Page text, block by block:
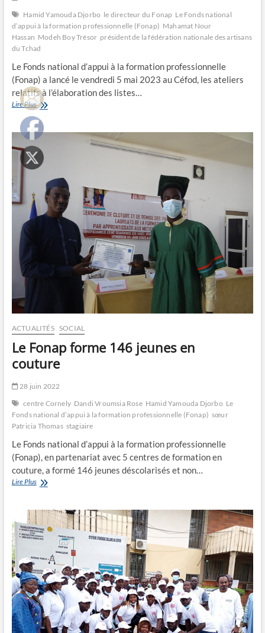
Hamid Yamouda Djorbo le directeur du Fonap Le Fonds national
d’appui à la formation professionnelle (Fonap) Mahamat Nour
Hassan Modeh Boy Trésor président de la fédération nationale des artisans
du Tchad
Le Fonds national d’appui à la formation professionnelle
(Fonap) a lancé le vendredi 5 mai 2023 au Céfod, les ateliers
relatifs à l’élaboration des listes…
Lire PlusPour
promotion
de
l’auto-
emploi
ACTUALITÉS SOCIAL
Le Fonap forme 146 jeunes en
couture
28 juin 2022
centre Cornely Dandi Vroumsia Rose Hamid Yamouda Djorbo Le
Fonds national d’appui à la formation professionnelle (Fonap) sœur
Patricia Thomas stagiaire
Le Fonds national d’appui à la formation professionnelle
(Fonap), en partenariat avec 5 centres de formation en
couture, a formé 146 jeunes déscolarisés et non…
Lire PlusLe
146
jeunes
en
couture